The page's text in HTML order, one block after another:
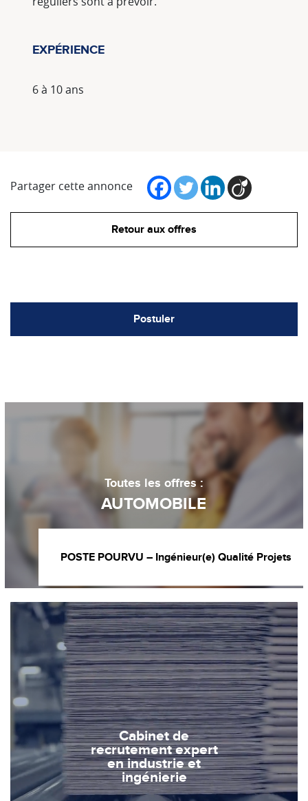
EXPÉRIENCE
6 à 10 ans
Partager cette annonce
Retour aux offres
Postuler
Toutes les offres :
AUTOMOBILE
POSTE POURVU – Ingénieur(e) Qualité Projets
Cabinet de
recrutement expert
en industrie et
ingénierie